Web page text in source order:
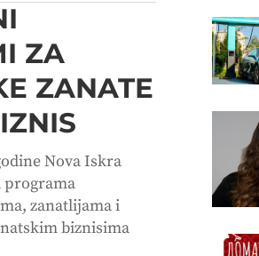
ZA
ZANATE
Nova Iskra
programa
zanatlijama i
biznisima